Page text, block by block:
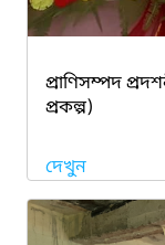
প্রাণিসম্পদ
প্রকল্প)
দেখুন